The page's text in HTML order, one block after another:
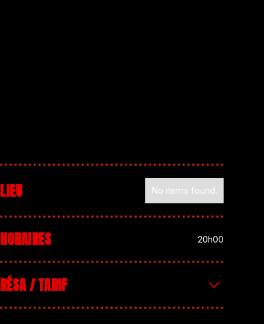
LIEU No items found.
HORAIRES 20h00
RÉSA / TARIF